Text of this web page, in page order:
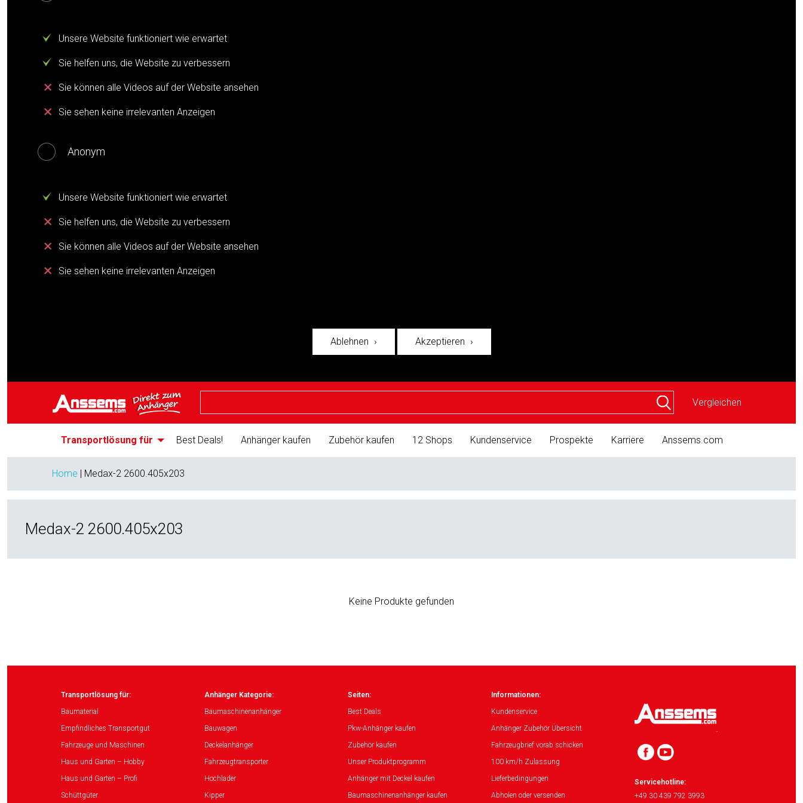
Unsere Website funktioniert wie erwartet
Sie helfen uns, die Website zu verbessern
Sie können alle Videos auf der Website ansehen
Sie sehen keine irrelevanten Anzeigen
Anonym
Unsere Website funktioniert wie erwartet
Sie helfen uns, die Website zu verbessern
Sie können alle Videos auf der Website ansehen
Sie sehen keine irrelevanten Anzeigen
Ablehnen Akzeptieren
Vergleichen
Transportlösung für Best Deals! Anhänger kaufen Zubehör kaufen 12 Shops Kundenservice Prospekte Karriere Anssems.com
Home | Medax-2 2600.405x203
Medax-2 2600.405x203
Keine Produkte gefunden
Transportlösung für:
Baumaterial
Empfindliches Transportgut
Fahrzeuge und Maschinen
Haus und Garten – Hobby
Haus und Garten – Profi
Schüttgüter
Anhänger Kategorie:
Baumaschinenanhänger
Bauwagen
Deckelanhänger
Fahrzeugtransporter
Hochlader
Kipper
Seiten:
Best Deals
Pkw-Anhänger kaufen
Zubehör kaufen
Unser Produktprogramm
Anhänger mit Deckel kaufen
Baumaschinenanhänger kaufen
Informationen:
Kundenservice
Anhänger Zubehör Übersicht
Fahrzeugbrief vorab schicken
100 km/h Zulassung
Lieferbedingungen
Abholen oder versenden
Servicehotline:
+49 30 439 792 3993